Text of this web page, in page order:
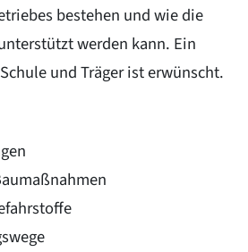
bestehen und wie die
werden kann. Ein
und Träger ist erwünscht.